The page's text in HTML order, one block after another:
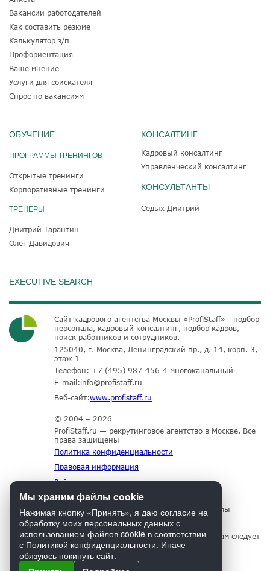
Вакансии работодателей
Как составить резюме
Калькулятор з/п
Профориентация
Ваше мнение
Услуги для соискателя
Спрос по вакансиям
ОБУЧЕНИЕ
ПРОГРАММЫ ТРЕНИНГОВ
Открытые тренинги
Корпоративные тренинги
ТРЕНЕРЫ
Дмитрий Тарантин
Олег Давидович
КОНСАЛТИНГ
Кадровый консалтинг
Управленческий консалтинг
КОНСУЛЬТАНТЫ
Седых Дмитрий
EXECUTIVE SEARCH
Сайт кадрового агентства Москвы «ProfiStaff» - подбор
персонала, кадровый консалтинг, подбор кадров,
поиск работников и сотрудников.
125040, г. Москва, Ленинградский пр., д. 14, корп. 3,
этаж 1
Телефон: +7 (495) 987-456-4 многоканальный
E-mail:info@profistaff.ru
Веб-сайт:www.profistaff.ru
© 2004 – 2026
ProfiStaff.ru — рекрутинговое агентство в Москве. Все
права защищены
Политика конфиденциальности
Правовая информация
Рейтинг кадровых агентств
Для нормального функционирования сайта мы
используем технологию Cookies, собираем
информацию об IP адресе и местоположении
посетителей. Если Вы не согласны с этим, Вам следует
прекратить пользование сайтом.
Мы храним файлы cookie
Нажимая кнопку «Принять», я даю согласие на
обработку моих персональных данных с
использованием файлов cookie в соответствии
с Политикой конфиденциальности. Иначе
обязуюсь покинуть сайт.